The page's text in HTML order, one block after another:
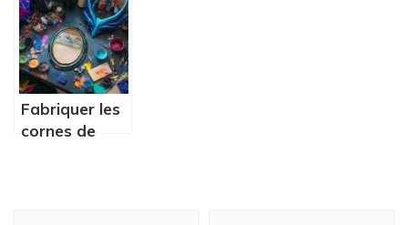
pour Noel
avec notre
tutoriel
illumine
Fabriquer les
cornes de